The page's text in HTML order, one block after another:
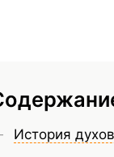
История